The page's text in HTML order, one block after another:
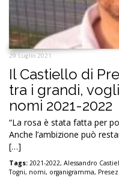
29 Luglio 2021
Il Castiello di
tra i grandi,
nomi 2021-2022
“La rosa è stata fatta per
Anche l’ambizione può
[…]
Tags: 2021-2022, Alessandro
Togni, nomi, organigramma,